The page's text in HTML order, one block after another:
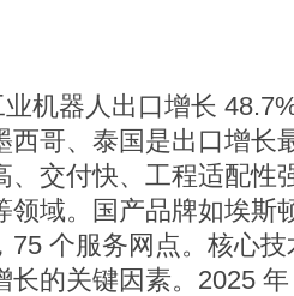
器人出口增长
西哥、泰国是出口增长
、交付快、工程适配性
领域。国产品牌如埃斯
75 个服务网点。核心
长的关键因素。2025